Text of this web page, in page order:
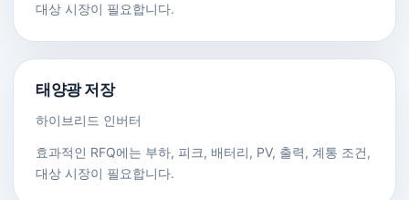
대상 시장이 필요합니다.
태양광 저장
하이브리드 인버터
효과적인 RFQ에는 부하, 피크, 배터리, PV, 출력, 계통 조건,
대상 시장이 필요합니다.